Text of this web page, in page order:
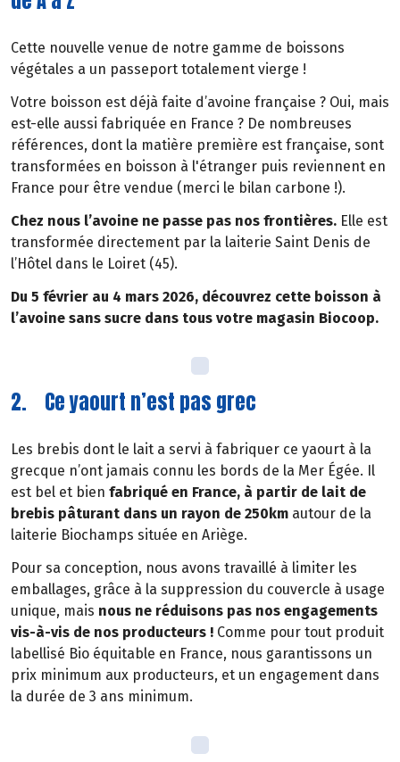
Cette nouvelle venue de notre gamme de boissons
végétales a un passeport totalement vierge !
Votre boisson est déjà faite d’avoine française ? Oui, mais
est-elle aussi fabriquée en France ? De nombreuses
références, dont la matière première est française, sont
transformées en boisson à l'étranger puis reviennent en
France pour être vendue (merci le bilan carbone !).
Chez nous l’avoine ne passe pas nos frontières. Elle est
transformée directement par la laiterie Saint Denis de
l’Hôtel dans le Loiret (45).
Du 5 février au 4 mars 2026, découvrez cette boisson à
l’avoine sans sucre dans tous votre magasin Biocoop.
2. Ce yaourt n’est pas grec
Les brebis dont le lait a servi à fabriquer ce yaourt à la
grecque n’ont jamais connu les bords de la Mer Égée. Il
est bel et bien fabriqué en France, à partir de lait de
brebis pâturant dans un rayon de 250km autour de la
laiterie Biochamps située en Ariège.
Pour sa conception, nous avons travaillé à limiter les
emballages, grâce à la suppression du couvercle à usage
unique, mais nous ne réduisons pas nos engagements
vis-à-vis de nos producteurs ! Comme pour tout produit
labellisé Bio équitable en France, nous garantissons un
prix minimum aux producteurs, et un engagement dans
la durée de 3 ans minimum.